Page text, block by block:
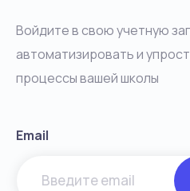
Войдите в свою учетную
автоматизировать и
процессы вашей школы
Email